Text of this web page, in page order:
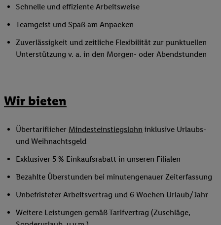
Schnelle und effiziente Arbeitsweise
Teamgeist und Spaß am Anpacken
Zuverlässigkeit und zeitliche Flexibilität zur punktuellen
Unterstützung v. a. in den Morgen- oder Abendstunden
Wir bieten
Übertariflicher Mindesteinstiegslohn inklusive Urlaubs-
und Weihnachtsgeld
Exklusiver 5 % Einkaufsrabatt in unseren Filialen
Bezahlte Überstunden bei minutengenauer Zeiterfassung
Unbefristeter Arbeitsvertrag und 6 Wochen Urlaub/Jahr
Weitere Leistungen gemäß Tarifvertrag (Zuschläge,